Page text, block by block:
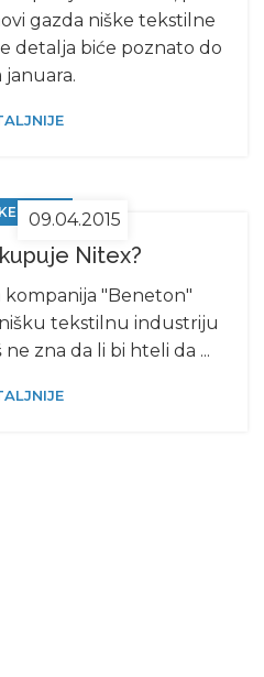
gazda niške tekstilne
detalja biće poznato do
januara.
09.04.2015
VESTI
Nitex?
kompanija "Beneton"
tekstilnu industriju
zna da li bi hteli da ...